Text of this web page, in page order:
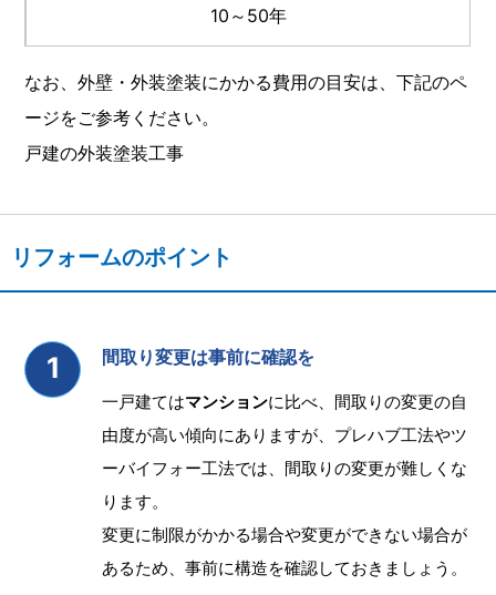
10～50年
なお、外壁・外装塗装にかかる費用の目安は、下記のペ
ージをご参考ください。
戸建の外装塗装工事
リフォームのポイント
間取り変更は事前に確認を
一戸建てはマンションに比べ、間取りの変更の自
由度が高い傾向にありますが、プレハブ工法やツ
ーバイフォー工法では、間取りの変更が難しくな
ります。
変更に制限がかかる場合や変更ができない場合が
あるため、事前に構造を確認しておきましょう。